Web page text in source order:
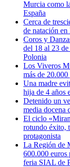
Murcia como
España
Cerca de
de natación
Coros y
del 18 al 23
Polonia
Los Viveros
más de
Una madre
hija de 4 años
Detenido un
media docena
El ciclo
rotundo éxito,
protagonista
La Región de
600.000 euros
feria SIAL de